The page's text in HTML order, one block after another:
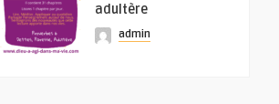
adultère
admin